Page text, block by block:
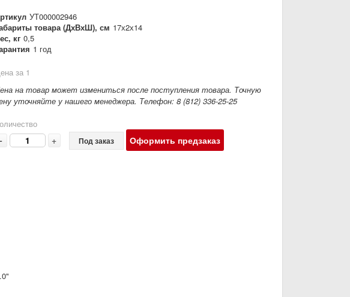
УТ000002946
товара (ДхВхШ), см 17х2х14
кг 0,5
1 год
за 1
на товар может измениться после поступления товара. Точную
уточняйте у нашего менеджера. Телефон: 8 (812) 336-25-25
- + Под заказ Оформить предзаказ